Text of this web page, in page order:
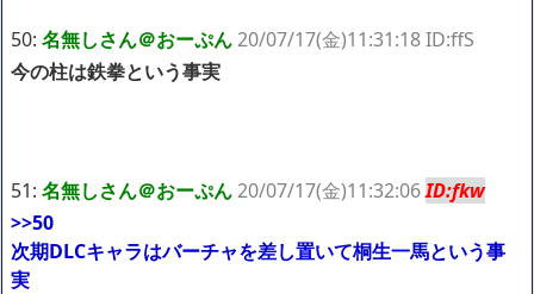
50: 名無しさん＠おーぷん20/07/17(金)11:31:18 ID:ffS
今の柱は鉄拳という事実
51: 名無しさん＠おーぷん20/07/17(金)11:32:06ID:fkw
>>50
次期DLCキャラはバーチャを差し置いて桐生一馬という事
実